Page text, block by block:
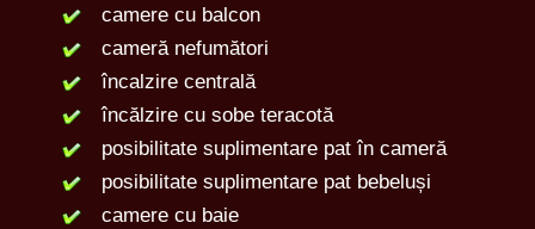
camere cu balcon
cameră nefumători
încalzire centrală
încălzire cu sobe teracotă
posibilitate suplimentare pat în cameră
posibilitate suplimentare pat bebeluși
camere cu baie